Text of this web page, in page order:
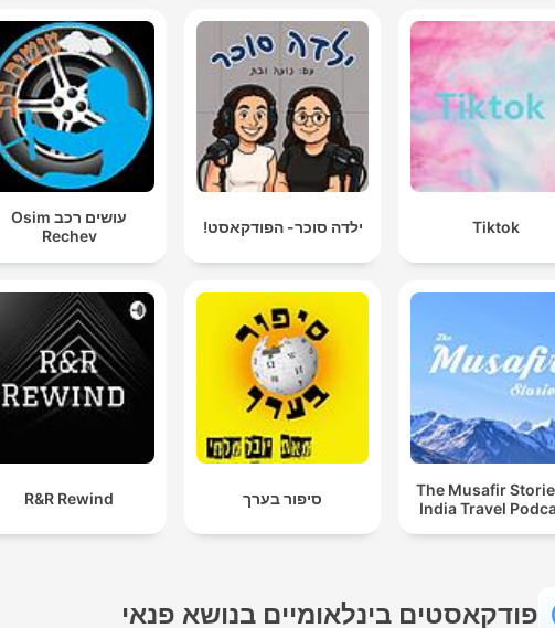
Tiktok ילדה סוכר- הפודקאסט!
עושים רכב Osim
Rechev
The Musafir
India Travel
סיפור בערך R&R Rewind
פודקאסטים בינלאומיים בנושא פנאי